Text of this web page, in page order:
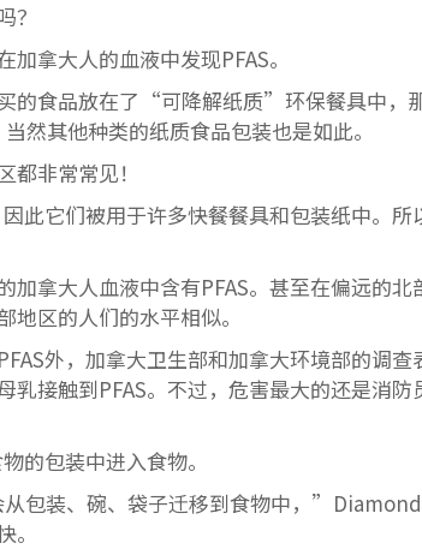
？
拿大人的血液中发现PFAS。
的食品放在了“可降解纸质”环保餐具中，
然其他种类的纸质食品包装也是如此。
都非常常见！
此它们被用于许多快餐餐具和包装纸中。
加拿大人血液中含有PFAS。甚至在偏远的
区的人们的水平相似。
外，加拿大卫生部和加拿大环境部的调
乳接触到PFAS。不过，危害最大的还是消
的包装中进入食物。
从包装、碗、袋子迁移到食物中，